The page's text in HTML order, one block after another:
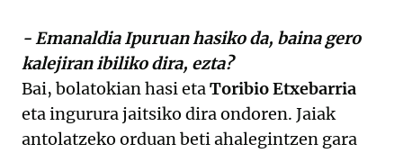
- Emanaldia Ipuruan hasiko da, baina gero
kalejiran ibiliko dira, ezta?
Bai, bolatokian hasi etaToribio Etxebarria
eta ingurura jaitsiko dira ondoren. Jaiak
antolatzeko orduan beti ahalegintzen gara